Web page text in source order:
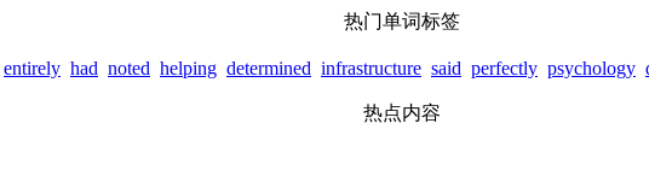
热门单词标签
entirely had noted helping determined infrastructure said perfectly psychology
热点内容